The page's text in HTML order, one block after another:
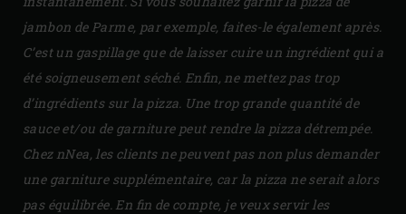
jambon de Parme, par exemple, faites-le également après.
C’est un gaspillage que de laisser cuire un ingrédient qui a
été soigneusement séché. Enfin, ne mettez pas trop
d’ingrédients sur la pizza. Une trop grande quantité de
sauce et/ou de garniture peut rendre la pizza détrempée.
Chez nNea, les clients ne peuvent pas non plus demander
une garniture supplémentaire, car la pizza ne serait alors
pas équilibrée. En fin de compte, je veux servir les